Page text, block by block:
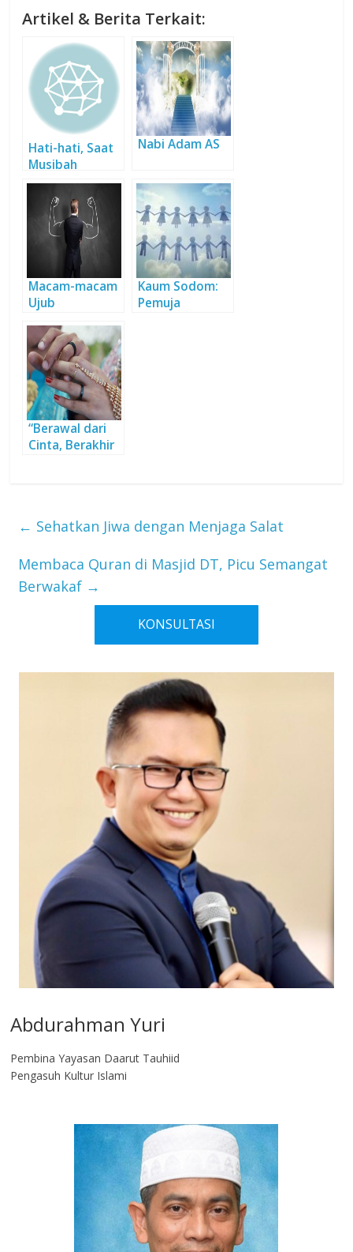
Artikel & Berita Terkait:
Hati-hati, Saat
Musibah
sebagai Azab
Nabi Adam AS
Macam-macam
Ujub
Kaum Sodom:
Pemuja
“Berawal dari
Cinta, Berakhir
← Sehatkan Jiwa dengan Menjaga Salat
Membaca Quran di Masjid DT, Picu Semangat
Berwakaf →
KONSULTASI
Abdurahman Yuri
Pembina Yayasan Daarut Tauhiid
Pengasuh Kultur Islami